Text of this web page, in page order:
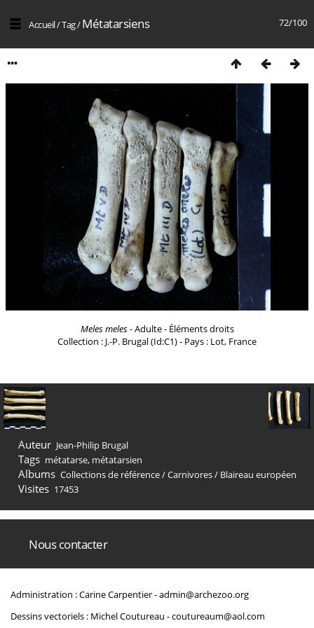
72/100
Accueil/Tag/Métatarsiens
Meles meles- Adulte - Éléments droits
Collection : J.-P. Brugal (Id:C1) - Pays : Lot, France
Auteur Jean-Philip Brugal
Tags métatarse, métatarsien
Albums Collections de référence/Carnivores/ Blaireau européen
Visites 17453
Nous contacter
Administration : Carine Carpentier -admin@archezoo.org
Dessins vectoriels : Michel Coutureau -coutureaum@aol.com